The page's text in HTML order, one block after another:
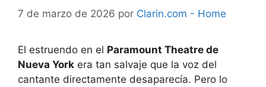
7 de marzo de 2026 por Clarin.com - Home
El estruendo en el Paramount Theatre de
Nueva York era tan salvaje que la voz del
cantante directamente desaparecía. Pero lo